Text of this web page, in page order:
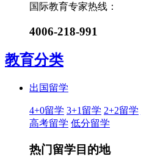
国际教育专家热线：
4006-218-991
教育分类
出国留学
4+0留学 3+1留学 2+2留学
高考留学 低分留学
热门留学目的地